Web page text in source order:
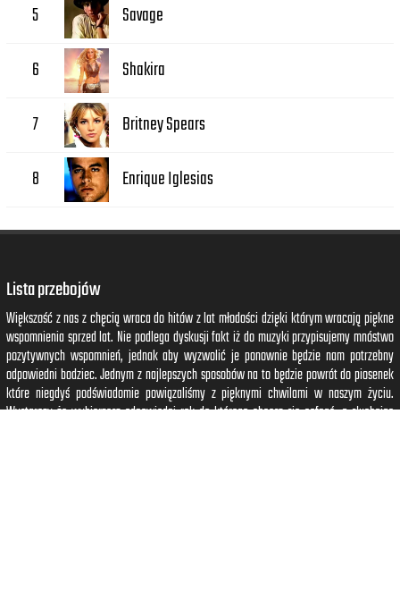
5 Savage
6 Shakira
7 Britney Spears
8 Enrique Iglesias
Lista przebojów
Większość z nas z chęcią wraca do hitów z lat młodości dzięki którym wracają piękne
wspomnienia sprzed lat. Nie podlega dyskusji fakt iż do muzyki przypisujemy mnóstwo
pozytywnych wspomnień, jednak aby wyzwolić je ponownie będzie nam potrzebny
odpowiedni bodziec. Jednym z najlepszych sposobów na to będzie powrót do piosenek
które niegdyś podświadomie powiązaliśmy z pięknymi chwilami w naszym życiu.
Wystarczy że wybierzesz odpowiedni rok do którego chcesz się cofnąć, a słuchając